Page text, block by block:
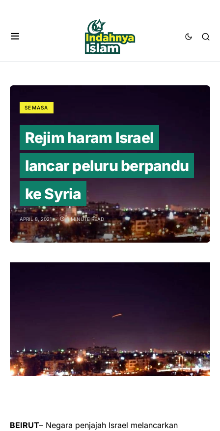
SEMASA
Rejim haram Israel
lancar peluru berpandu
ke Syria
APRIL 8, 2021 1 MINUTE READ
BEIRUT– Negara penjajah Israel melancarkan